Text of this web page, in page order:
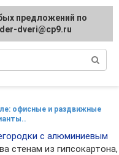
офисные и раздвижные
с алюминиевым
стенам из гипсокартона,
предложений по
dveri@cp9.ru